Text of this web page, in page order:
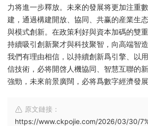
力将進一步釋放。未來的發展将更加注重
建，通過構建開放、協同、共赢的産業生
與模式創新。在政策利好與資本加碼的雙
持續吸引創新聚才與科技聚智，向高端智
我們有理由相信，以持續創新爲引擎、以
信技術，必将開啓人機協同、智慧互聯的
強勁，未來前景廣闊，必将爲數字經濟發展
原文鏈接：
https://www.ckpojie.com/2026/03/30/